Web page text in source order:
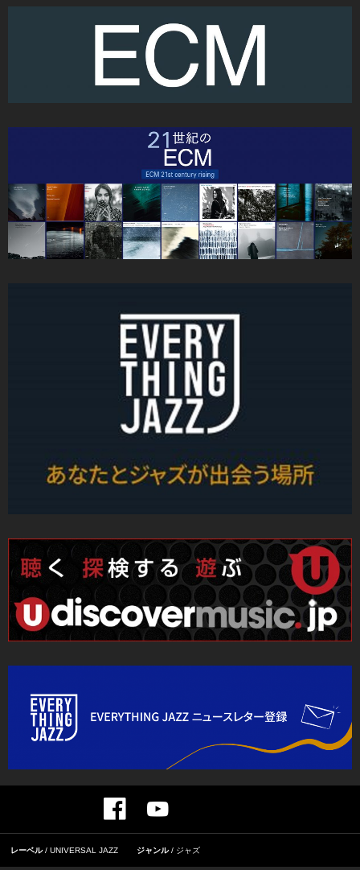
レーベル UNIVERSAL JAZZ ジャンル ジャズ